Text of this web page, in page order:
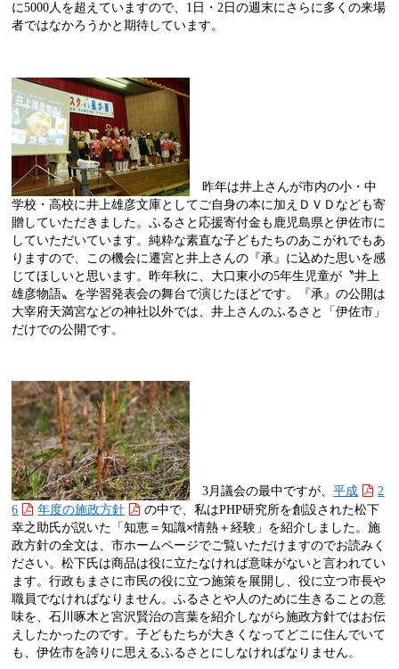
に5000人を超えていますので、 1 日・2 日の週末にさらに多くの来場
者ではなかろうかと期待しています。
昨年は井上さんが市内の小・中
学校・高校に井上雄彦文庫としてご自身の本に加えＤＶＤなども寄
贈していただきました。ふるさと応援寄付金も鹿児島県と伊佐市に
していただいています。純粋な素直な子どもたちのあこがれでもあ
りますので、この機会に遷宮と井上さんの『承』に込めた思いを感
じてほしいと思います。昨年秋に、大口東小の5年生児童が〝井上
雄彦物語〟を学習発表会の舞台で演じたほどです。『承』の公開は
大宰府天満宮などの神社以外では、井上さんのふるさと「伊佐市」
だけでの公開です。
3 月議会の最中ですが、平成
2
6
年度の施政方針 の中で、私はPHP研究所を創設された松下
幸之助氏が説いた「知恵＝知識×情熱＋経験」を紹介しました。施
政方針の全文は、市ホームページでご覧いただけますのでお読みく
ださい。松下氏は商品は役に立たなければ意味がないと言われてい
ます。行政もまさに市民の役に立つ施策を展開し、役に立つ市長や
職員でなければなりません。ふるさとや人のために生きることの意
味を、石川啄木と宮沢賢治の言葉を紹介しながら施政方針ではお伝
えしたかったのです。子どもたちが大きくなってどこに住んでいて
も、伊佐市を誇りに思えるふるさとにしなければなりません。